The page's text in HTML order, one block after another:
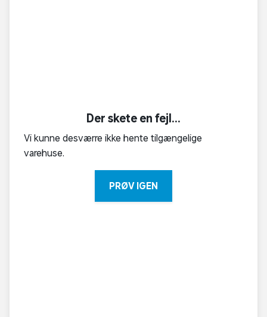
Der skete en fejl...
Vi kunne desværre ikke hente tilgængelige
varehuse.
PRØV IGEN